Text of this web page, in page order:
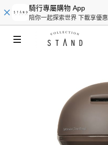
騎行專屬購物 App
陪你一起探索世界 下載享優惠